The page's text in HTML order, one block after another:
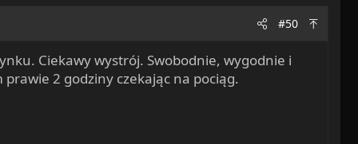
#50
Ciekawy wystrój. Swobodnie, wygodnie i
prawie 2 godziny czekając na pociąg.